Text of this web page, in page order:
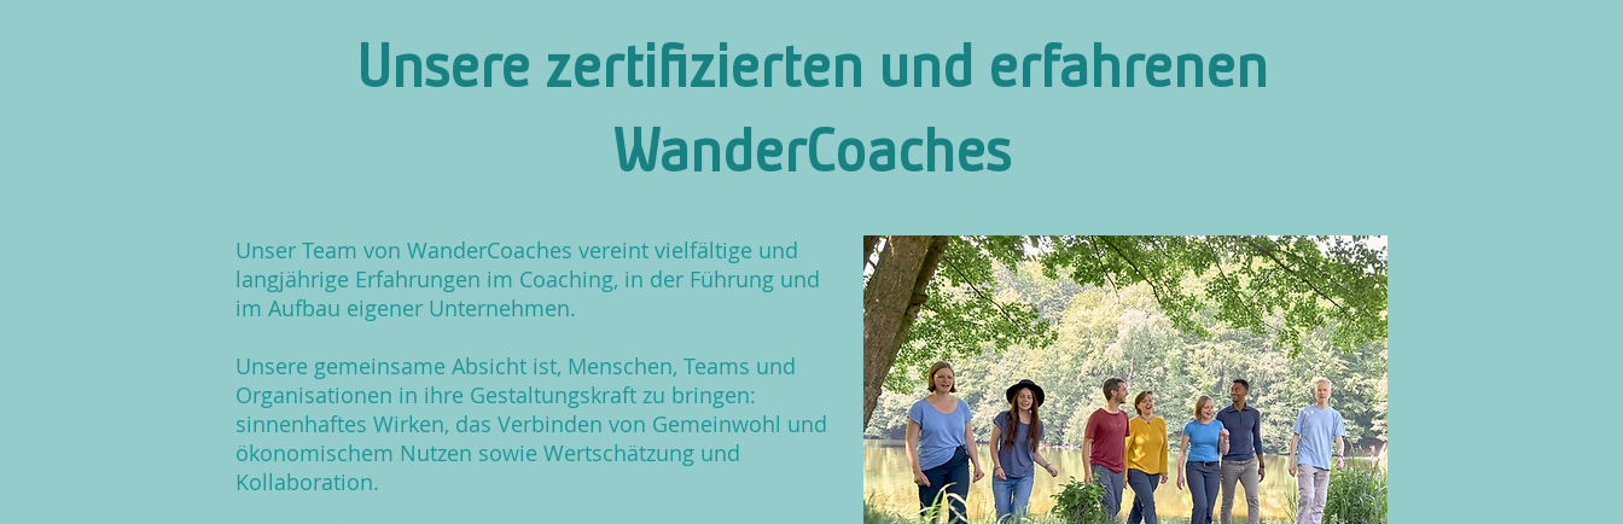
Unsere zertifizierten und erfahrenen
WanderCoaches
Unser Team von WanderCoaches vereint vielfältige und
langjährige Erfahrungen im Coaching, in der Führung und
im Aufbau eigener Unternehmen.
Unsere gemeinsame Absicht ist, Menschen, Teams und
Organisationen in ihre Gestaltungskraft zu bringen:
sinnenhaftes Wirken, das Verbinden von Gemeinwohl und
ökonomischem Nutzen sowie Wertschätzung und
Kollaboration.